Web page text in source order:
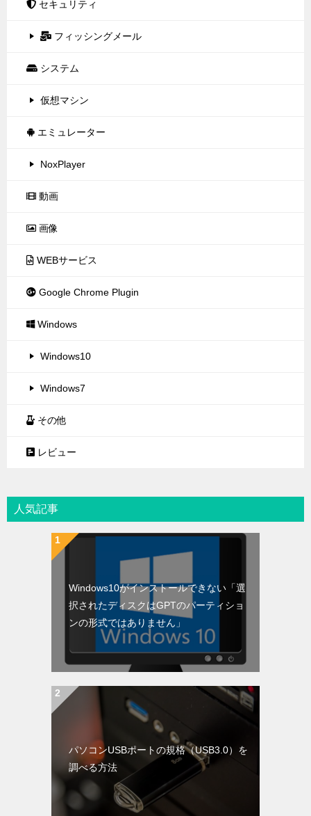
セキュリティ
フィッシングメール
システム
仮想マシン
エミュレーター
NoxPlayer
動画
画像
WEBサービス
Google Chrome Plugin
Windows
Windows10
Windows7
その他
レビュー
人気記事
Windows10がインストールできない「選
択されたディスクはGPTのパーティショ
ンの形式ではありません」
パソコンUSBポートの規格（USB3.0）を
調べる方法